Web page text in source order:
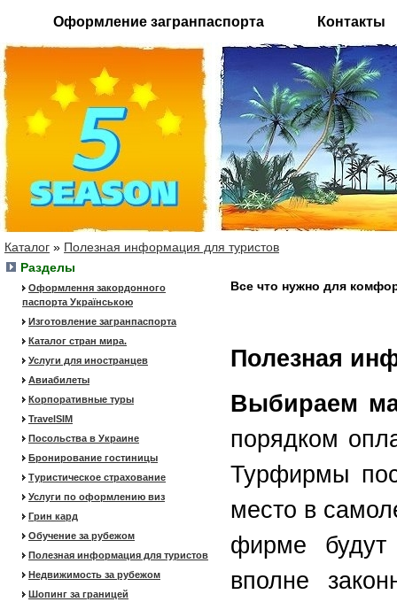
Оформление загранпаспорта Контакты
Каталог » Полезная информация для туристов
Разделы
Оформлення закордонного
паспорта Українською
Изготовление загранпаспорта
Каталог стран мира.
Услуги для иностранцев
Авиабилеты
Корпоративные туры
TravelSIM
Посольства в Украине
Бронирование гостиницы
Туристическое страхование
Услуги по оформлению виз
Грин кард
Обучение за рубежом
Полезная информация для туристов
Недвижимость за рубежом
Шопинг за границей
Все что нужно для
Полезная
Выбираем
порядком
Турфирмы
место в
фирме
вполне